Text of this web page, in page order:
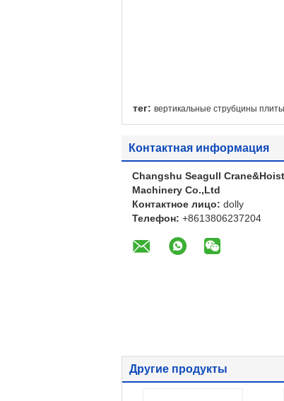
тег: вертикальные струбцины плиты
Контактная информация
Changshu Seagull Crane&Hoist
Machinery Co.,Ltd
Контактное лицо: dolly
Телефон: +8613806237204
Другие продукты